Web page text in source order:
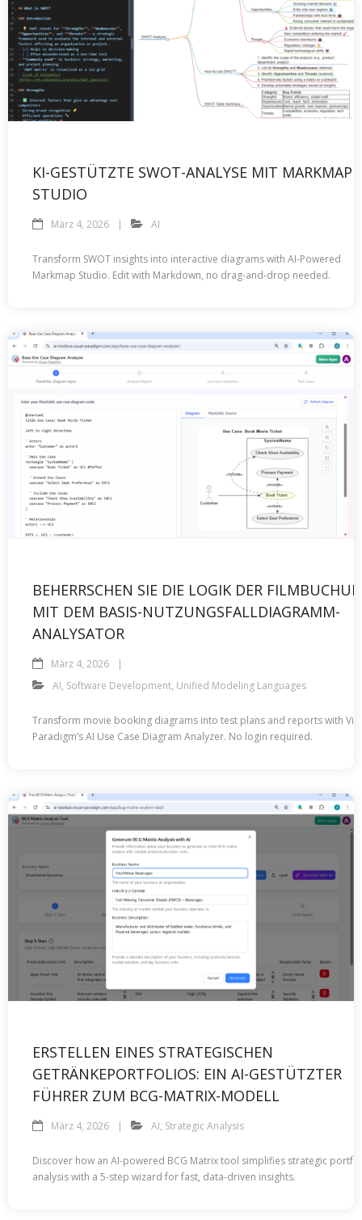
KI-GESTÜTZTE SWOT-ANALYSE MIT MARKMAP
STUDIO
März 4, 2026 AI
Transform SWOT insights into interactive diagrams with AI-Powered
Markmap Studio. Edit with Markdown, no drag-and-drop needed.
BEHERRSCHEN SIE DIE LOGIK DER
MIT DEM BASIS-NUTZUNGSFALLDIAGRAMM-
ANALYSATOR
März 4, 2026
AI, Software Development, Unified Modeling Languages
Transform movie booking diagrams into test plans and reports with
Paradigm’s AI Use Case Diagram Analyzer. No login required.
ERSTELLEN EINES STRATEGISCHEN
GETRÄNKEPORTFOLIOS: EIN AI-GESTÜTZTER
FÜHRER ZUM BCG-MATRIX-MODELL
März 4, 2026 AI, Strategic Analysis
Discover how an AI-powered BCG Matrix tool simplifies strategic
analysis with a 5-step wizard for fast, data-driven insights.